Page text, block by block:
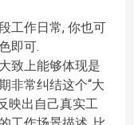
工作日常, 你也可
即可.
致上能够体现是
非常纠结这个“大
映出自己真实工